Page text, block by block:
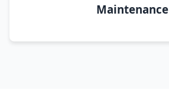
Maintenance